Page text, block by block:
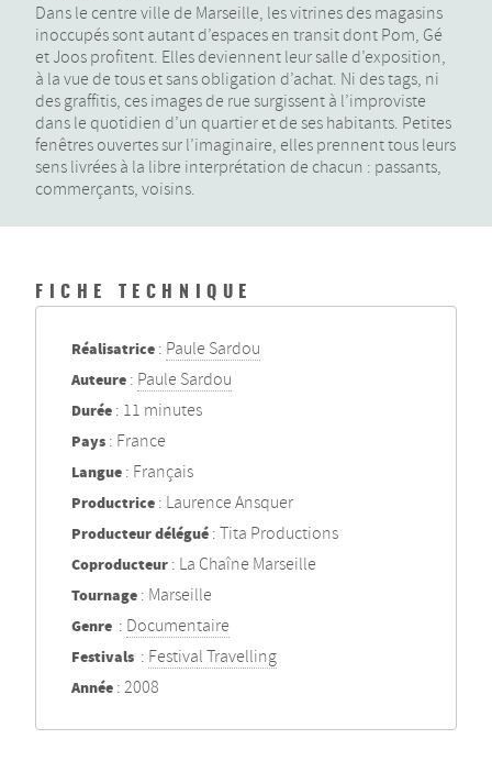
Dans le centre ville de Marseille, les vitrines des magasins
inoccupés sont autant d’espaces en transit dont Pom, Gé
et Joos profitent. Elles deviennent leur salle d’exposition,
à la vue de tous et sans obligation d’achat. Ni des tags, ni
des graffitis, ces images de rue surgissent à l’improviste
dans le quotidien d’un quartier et de ses habitants. Petites
fenêtres ouvertes sur l’imaginaire, elles prennent tous leurs
sens livrées à la libre interprétation de chacun : passants,
commerçants, voisins.
FICHE TECHNIQUE
Réalisatrice : Paule Sardou
Auteure : Paule Sardou
Durée : 11 minutes
Pays : France
Langue : Français
Productrice : Laurence Ansquer
Producteur délégué : Tita Productions
Coproducteur : La Chaîne Marseille
Tournage : Marseille
Genre : Documentaire
Festivals : Festival Travelling
Année : 2008